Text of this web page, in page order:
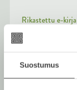
Suostumus
K
u
n
Rikastettu e-kirja
B
o
k
K
u
n
Äänikirja
B
o
k